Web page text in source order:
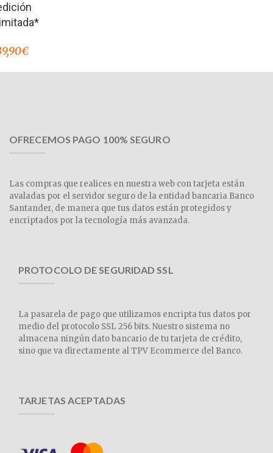
€
OFRECEMOS PAGO 100% SEGURO
Las compras que realices en nuestra web con tarjeta están
avaladas por el servidor seguro de la entidad bancaria Banco
Santander, de manera que tus datos están protegidos y
encriptados por la tecnología más avanzada.
PROTOCOLO DE SEGURIDAD SSL
La pasarela de pago que utilizamos encripta tus datos por
medio del protocolo SSL 256 bits. Nuestro sistema no
almacena ningún dato bancario de tu tarjeta de crédito,
sino que va directamente al TPV Ecommerce del Banco.
TARJETAS ACEPTADAS